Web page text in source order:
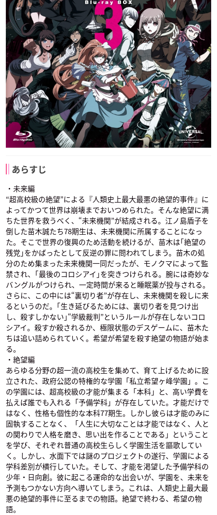
あらすじ
・未来編
“超高校級の絶望”による『人類史上最大最悪の絶望的事件』に
よってかつて世界は崩壊までおいつめられた。そんな絶望に満
ちた世界を救うべく、“未来機関”が結成される。江ノ島盾子を
倒した苗木誠たち78期生は、未来機関に所属することになっ
た。そこで世界の復興のため活動を続けるが、苗木は｢絶望の
残党｣をかばったとして反逆の罪に問われてしまう。苗木の処
分のため集まった未来機関一同だったが、モノクマによって監
禁され、｢最後のコロシアイ｣を突きつけられる。腕には奇妙な
バングルがつけられ、一定時間が来ると睡眠薬が投与される。
さらに、この中には“裏切り者”が存在し、未来機関を殺しに来
るというのだ。｢生き延びるためには、裏切り者を見つけ出
し、殺すしかない｣“学級裁判”というルールが存在しないコロ
シアイ。殺すか殺されるか、極限状態のデスゲームに、苗木た
ちは追い詰められていく。希望が希望を殺す絶望の物語が始ま
る。
・絶望編
あらゆる分野の超一流の高校生を集めて、育て上げるために設
立された、政府公認の特権的な学園「私立希望ヶ峰学園」。こ
の学園には、超高校級の才能が集まる「本科」と、高い学費を
払えば誰でも入れる「予備学科」が存在していた。才能だけで
はなく、性格も個性的な本科77期生。しかし彼らは才能のみに
固執することなく、「人生に大切なことは才能ではなく、人と
の関わりで人格を磨き、思い出を作ることである」ということ
を学び、それぞれ普通の高校生らしく学園生活を謳歌してい
く。しかし、水面下では謎のプロジェクトの遂行、学園による
学科差別が横行していた。そして、才能を渇望した予備学科の
少年・日向創。彼に起こる運命的な出会いが、学園を、未来を
予測もつかない方向へ導いてしまう。これは、人類史上最大最
悪の絶望的事件に至るまでの物語。絶望で終わる、希望の物
語。